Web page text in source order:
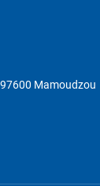
Mamoudzou